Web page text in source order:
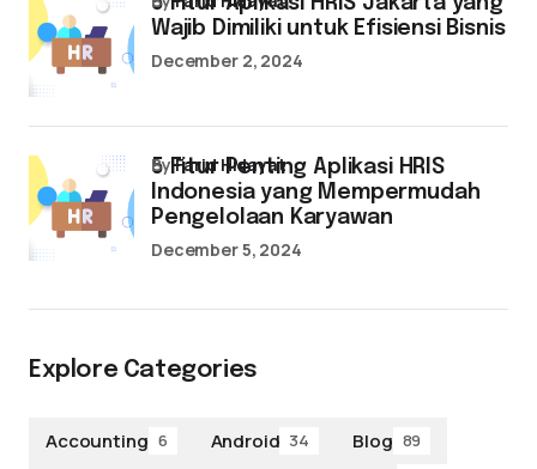
Wajib Dimiliki untuk Efisiensi Bisnis
December 2, 2024
5 Fitur Penting Aplikasi HRIS
Indonesia yang Mempermudah
Pengelolaan Karyawan
byFarid Hidayat
December 5, 2024
Explore Categories
Accounting 6 Android 34 Blog 89